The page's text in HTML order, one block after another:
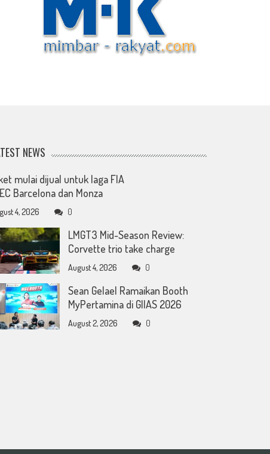
NEWS
mulai dijual untuk laga FIA
Barcelona dan Monza
4, 2026 0
LMGT3 Mid-Season Review:
Corvette trio take charge
August 4, 2026 0
Sean Gelael Ramaikan Booth
MyPertamina di GIIAS 2026
August 2, 2026 0